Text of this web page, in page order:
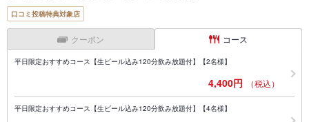
口コミ投稿特典対象店
クーポン コース
平日限定おすすめコース【生ビール込み120分飲み放題付】【2名様】
4,400円 （税込）
平日限定おすすめコース【生ビール込み120分飲み放題付】【4名様】